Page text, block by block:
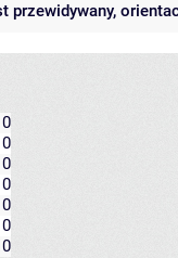
przewidywany,
0
0
0
0
0
0